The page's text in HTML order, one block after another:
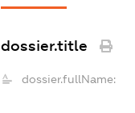
dossier.title
dossier.fullName: